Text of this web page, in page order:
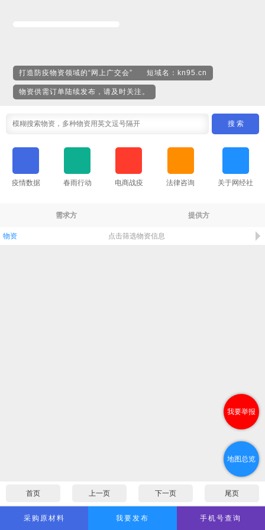
地图总览
我要举报
打造防疫物资领域的“网上广交会” 短域名：kn95.cn
物资供需订单陆续发布，请及时关注。
搜 索
疫情数据 春雨行动 电商战疫 法律咨询 关于网经社
需求方 提供方
物资 点击筛选物资信息
首页 上一页 下一页 尾页
采购原材料 我要发布 手机号查询